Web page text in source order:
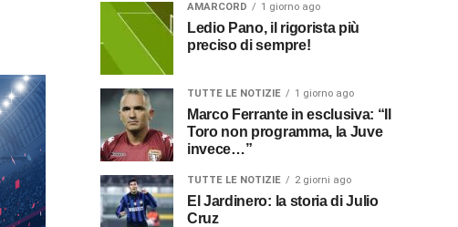
AMARCORD 1 giorno ago
Ledio Pano, il rigorista più
preciso di sempre!
TUTTE LE NOTIZIE 1 giorno ago
Marco Ferrante in esclusiva: “Il
Toro non programma, la Juve
invece…”
TUTTE LE NOTIZIE 2 giorni ago
El Jardinero: la storia di Julio
Cruz